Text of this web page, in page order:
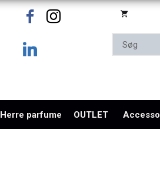
Herre parfume OUTLET